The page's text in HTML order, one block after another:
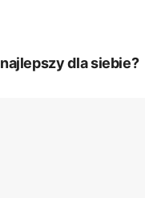
dla siebie?